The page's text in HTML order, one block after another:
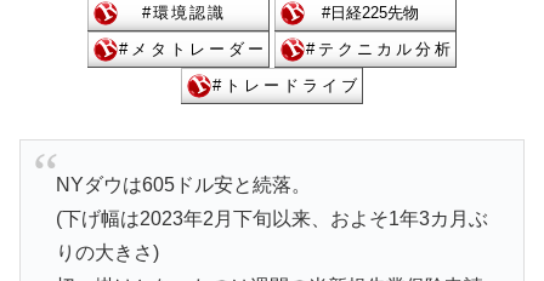
NYダウは605ドル安と続落。
(下げ幅は2023年2月下旬以来、およそ1年3カ月ぶ
りの大きさ)